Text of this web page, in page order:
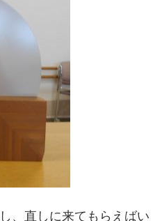
、直しに来てもらえばい